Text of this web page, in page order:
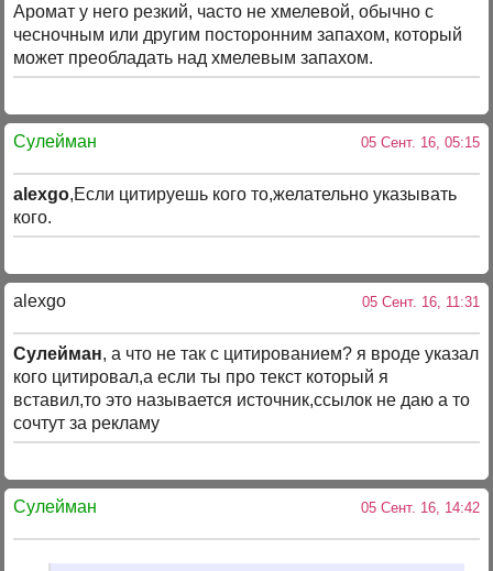
Аромат у него резкий, часто не хмелевой, обычно с
чесночным или другим посторонним запахом, который
может преобладать над хмелевым запахом.
Сулейман 05 Сент. 16, 05:15
alexgo,Если цитируешь кого то,желательно указывать
кого.
alexgo 05 Сент. 16, 11:31
Сулейман, а что не так с цитированием? я вроде указал
кого цитировал,а если ты про текст который я
вставил,то это называется источник,ссылок не даю а то
сочтут за рекламу
Сулейман 05 Сент. 16, 14:42